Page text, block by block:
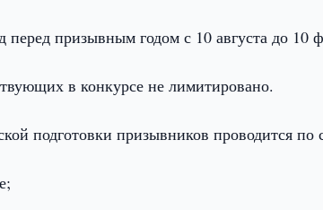
перед призывным годом с 10 августа до 10
в конкурсе не лимитировано.
подготовки призывников проводится